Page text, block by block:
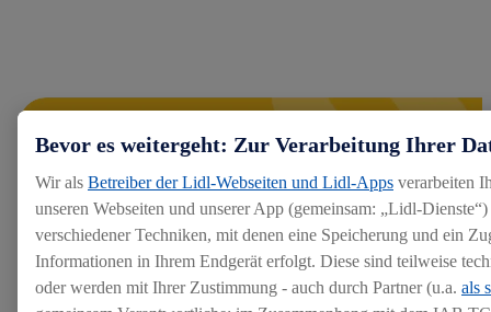
Bevor es weitergeht: Zur Verarbeitung Ihrer
Wir als Betreiber der Lidl-Webseiten und Lidl-Apps verarbeiten
unseren Webseiten und unserer App (gemeinsam: „Lidl-
verschiedener Techniken, mit denen eine Speicherung und ein
Informationen in Ihrem Endgerät erfolgt. Diese sind teilweise
oder werden mit Ihrer Zustimmung - auch durch Partner (u.a. als